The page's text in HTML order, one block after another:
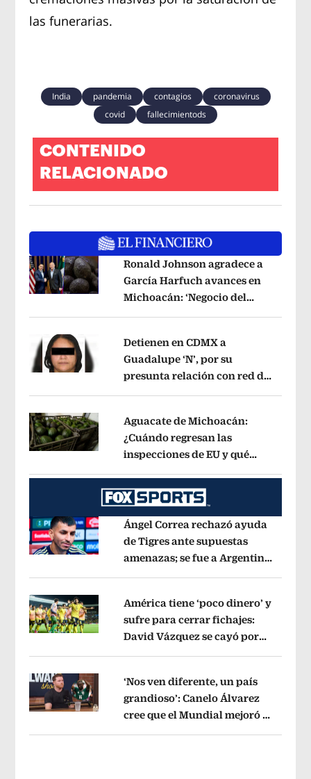
las funerarias.
India pandemia contagios
coronavirus
covid
fallecimientods
CONTENIDO
RELACIONADO
Opens in new window
Ronald Johnson agradece a
García Harfuch avances en
Michoacán: ‘Negocio del
Opens in new window
Detienen en CDMX a
Guadalupe ‘N’, por su
presunta relación con red de
Opens in new window
Aguacate de Michoacán:
¿Cuándo regresan las
inspecciones de EU y qué
Opens in new window
Ángel Correa rechazó ayuda
de Tigres ante supuestas
amenazas; se fue a Argentina
Opens in new window
América tiene ‘poco dinero’ y
sufre para cerrar fichajes:
David Vázquez se cayó por
Opens in new window
‘Nos ven diferente, un país
grandioso’: Canelo Álvarez
cree que el Mundial mejoró la